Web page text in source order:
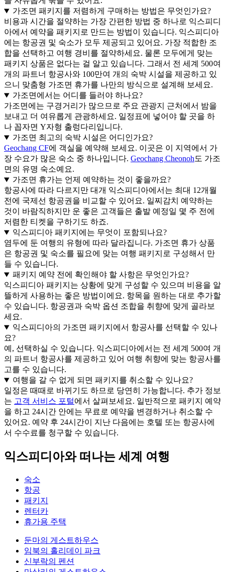
가조면 패키지를 저렴하게 구매하는 방법은 무엇인가요?
비용과 시간을 절약하는 가장 간편한 방법 중 하나로 익스피디
아에서 예약을 패키지로 만드는 방법이 있습니다. 익스피디아
에는 항공권 및 숙소가 모두 제공되고 있어요. 가장 적합한 조
합을 선택하고 여행 경비를 절약하세요. 물론 모두에게 맞는
패키지 상품은 없다는 걸 알고 있습니다. 그래서 전 세계 500여
개의 파트너 항공사와 100만여 개의 숙박 시설을 제공하고 있
으니 맞춤형 가조면 휴가를 나만의 방식으로 설계해 보세요.
가조면에서는 어디를 들러야 하나요?
가조면에는 구경거리가 많으므로 주요 관광지 근처에서 밤을
보내고 더 여유롭게 관광하세요. 일정표에 넣어야 할 곳을 하
나 꼽자면 Y자형 출렁다리입니다.
가조면 최고의 숙박 시설은 어디인가요?
Geochang CF에 객실을 예약해 보세요. 이곳은 이 지역에서 가
장 수요가 많은 숙소 중 하나입니다. Geochang Cheonoh도 가조
면의 유명 숙소예요.
가조면 휴가는 언제 예약하는 것이 좋을까요?
항공사에 따라 다르지만 대개 익스피디아에서는 최대 12개월
전에 국제선 항공권을 비교할 수 있어요. 일찌감치 예약하는
것이 바람직하지만 운 좋은 고객들은 출발 예정일 몇 주 전에
저렴한 티켓을 구하기도 하죠.
익스피디아 패키지에는 무엇이 포함되나요?
염두에 둔 여행의 유형에 따라 달라집니다. 가조면 휴가 상품
은 항공권 및 숙소를 필요에 맞는 여행 패키지로 구성해서 만
들 수 있습니다.
패키지 예약 전에 확인해야 할 사항은 무엇인가요?
익스피디아 패키지는 상황에 맞게 구성할 수 있으며 비용을 알
뜰하게 사용하는 좋은 방법이에요. 항목을 원하는 대로 추가할
수 있습니다. 항공권과 숙박 옵션 조합을 취향에 맞게 골라보
세요.
익스피디아의 가조면 패키지에서 항공사를 선택할 수 있나
요?
예, 선택하실 수 있습니다. 익스피디아에서는 전 세계 500여 개
의 파트너 항공사를 제공하고 있어 여행 취향에 맞는 항공사를
고를 수 있습니다.
여행을 갈 수 없게 되면 패키지를 취소할 수 있나요?
일정은 때때로 바뀌기도 하므로 당연히 가능합니다. 추가 정보
는 고객 서비스 포털에서 살펴보세요. 일반적으로 패키지 예약
을 하고 24시간 안에는 무료로 예약을 변경하거나 취소할 수
있어요. 예약 후 24시간이 지난 다음에는 호텔 또는 항공사에
서 수수료를 청구할 수 있습니다.
익스피디아와 떠나는 세계 여행
숙소
항공
패키지
렌터카
휴가용 주택
둔마의 게스트하우스
임북의 홀리데이 파크
신부락의 펜션